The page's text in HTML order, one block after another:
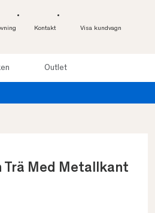
Kontakt Visa kundvagn
Outlet
Trä Med Metallkant